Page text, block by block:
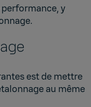
y
est de mettre
au même